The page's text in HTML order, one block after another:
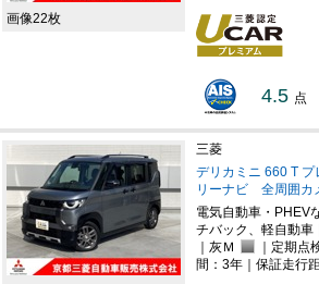
画像22枚
4.5 点
三菱
デリカミニ 660 T
リーナビ 全周囲カ
電気自動車・PHEV
チバック、軽自動車
｜灰Ｍ
｜定期点
間：3年｜保証走行